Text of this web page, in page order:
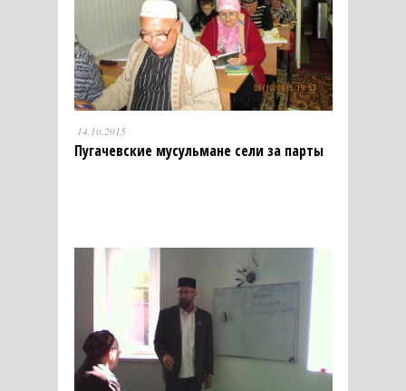
14.10.2015
Пугачевские мусульмане сели за парты